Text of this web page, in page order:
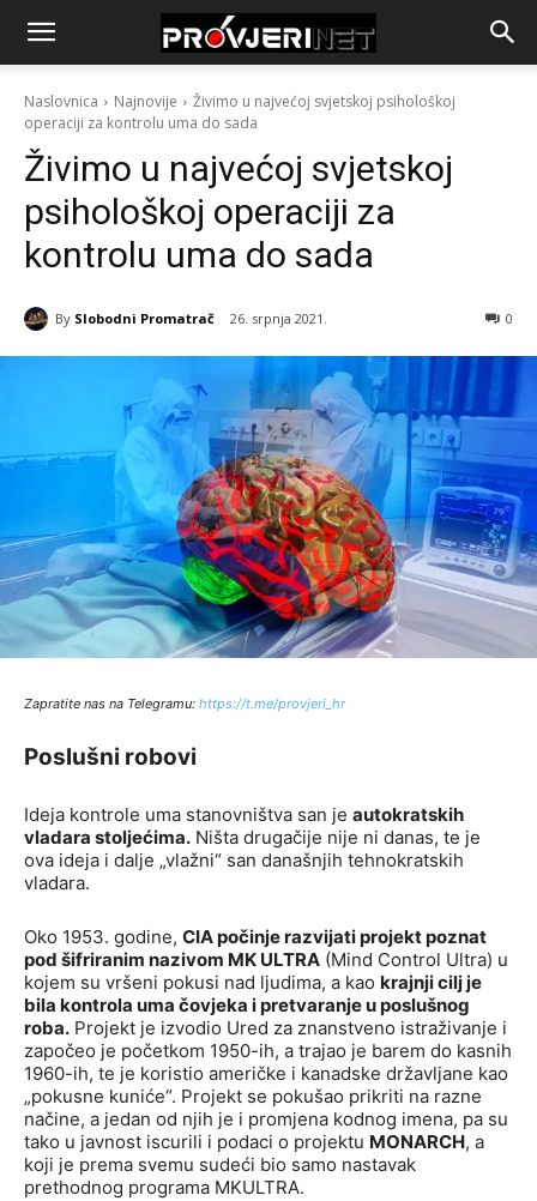
Naslovnica Najnovije
Živimo u najvećoj svjetskoj psihološkoj
operaciji za kontrolu uma do sada
Živimo u najvećoj svjetskoj
psihološkoj operaciji za
kontrolu uma do sada
By Slobodni Promatrač 26. srpnja 2021. 0
Zapratite nas na Telegramu: https://t.me/provjeri_hr
Poslušni robovi
Ideja kontrole uma stanovništva san je autokratskih
vladara stoljećima. Ništa drugačije nije ni danas, te je
ova ideja i dalje „vlažni“ san današnjih tehnokratskih
vladara.
Oko 1953. godine, CIA počinje razvijati projekt poznat
pod šifriranim nazivom MK ULTRA (Mind Control Ultra) u
kojem su vršeni pokusi nad ljudima, a kao krajnji cilj je
bila kontrola uma čovjeka i pretvaranje u poslušnog
roba. Projekt je izvodio Ured za znanstveno istraživanje i
započeo je početkom 1950-ih, a trajao je barem do kasnih
1960-ih, te je koristio američke i kanadske državljane kao
„pokusne kuniće“. Projekt se pokušao prikriti na razne
načine, a jedan od njih je i promjena kodnog imena, pa su
tako u javnost iscurili i podaci o projektu MONARCH, a
koji je prema svemu sudeći bio samo nastavak
prethodnog programa MKULTRA.